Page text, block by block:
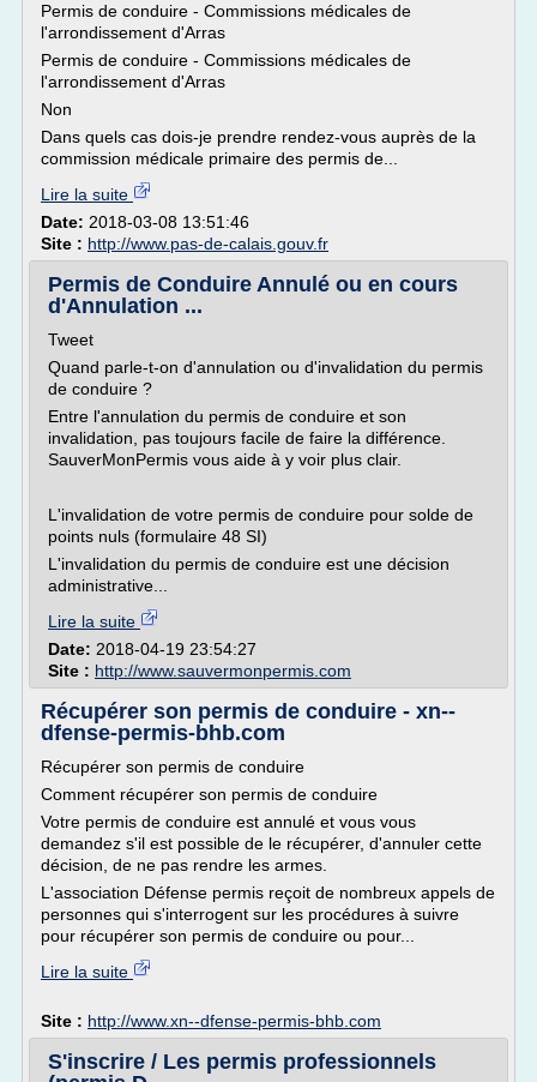
Permis de conduire - Commissions médicales de
l'arrondissement d'Arras
Permis de conduire - Commissions médicales de
l'arrondissement d'Arras
Non
Dans quels cas dois-je prendre rendez-vous auprès de la
commission médicale primaire des permis de...
Lire la suite
Date: 2018-03-08 13:51:46
Site : http://www.pas-de-calais.gouv.fr
Permis de Conduire Annulé ou en cours
d'Annulation ...
Tweet
Quand parle-t-on d'annulation ou d'invalidation du permis
de conduire ?
Entre l'annulation du permis de conduire et son
invalidation, pas toujours facile de faire la différence.
SauverMonPermis vous aide à y voir plus clair.
L'invalidation de votre permis de conduire pour solde de
points nuls (formulaire 48 SI)
L'invalidation du permis de conduire est une décision
administrative...
Lire la suite
Date: 2018-04-19 23:54:27
Site : http://www.sauvermonpermis.com
Récupérer son permis de conduire - xn--
dfense-permis-bhb.com
Récupérer son permis de conduire
Comment récupérer son permis de conduire
Votre permis de conduire est annulé et vous vous
demandez s'il est possible de le récupérer, d'annuler cette
décision, de ne pas rendre les armes.
L'association Défense permis reçoit de nombreux appels de
personnes qui s'interrogent sur les procédures à suivre
pour récupérer son permis de conduire ou pour...
Lire la suite
Site : http://www.xn--dfense-permis-bhb.com
S'inscrire / Les permis professionnels